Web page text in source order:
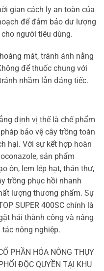
gian cách ly an toàn của
để đảm bảo dư lượng
người tiêu dùng.
mát, tránh ánh nắng
để thuốc chung với
nhầm lẫn đáng tiếc.
định vị thế là chế phẩm
bảo vệ cây trồng toàn
hại. Với sự kết hợp hoàn
sản phẩm
ôn, lem lép hạt, thán thư,
trồng phục hồi nhanh
lượng thương phẩm. Sự
SUPER 400SC chính là
hái thành công và nâng
nông nghiệp.
PHẦN HÓA NÔNG THỤY
ĐỘC QUYỀN TẠI KHU